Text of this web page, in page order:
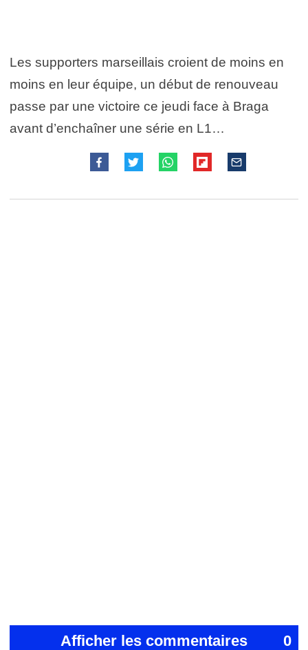
Les supporters marseillais croient de moins en
moins en leur équipe, un début de renouveau
passe par une victoire ce jeudi face à Braga
avant d’enchaîner une série en L1…
Afficher les commentaires 0